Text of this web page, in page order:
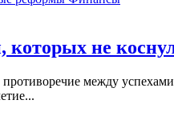
которых не
между